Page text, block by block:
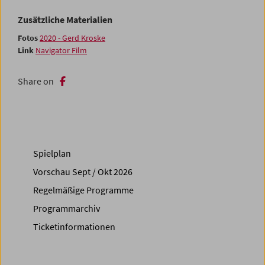
Zusätzliche Materialien
Fotos2020 - Gerd Kroske
Link Navigator Film
Share on
Spielplan
Vorschau Sept / Okt 2026
Regelmäßige Programme
Programmarchiv
Ticketinformationen